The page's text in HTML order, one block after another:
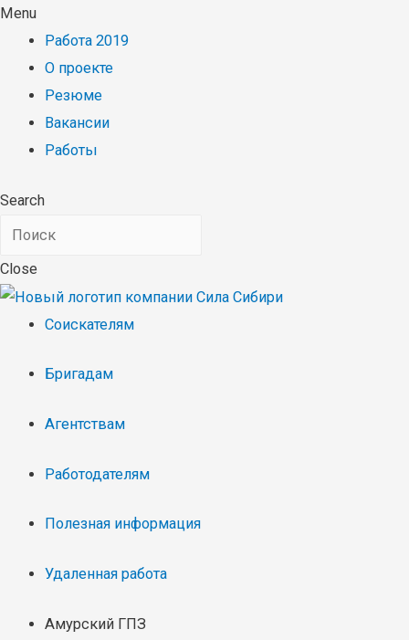
Menu
Работа 2019
О проекте
Резюме
Вакансии
Работы
Search
Close
Соискателям
Бригадам
Агентствам
Работодателям
Полезная информация
Удаленная работа
Амурский ГПЗ